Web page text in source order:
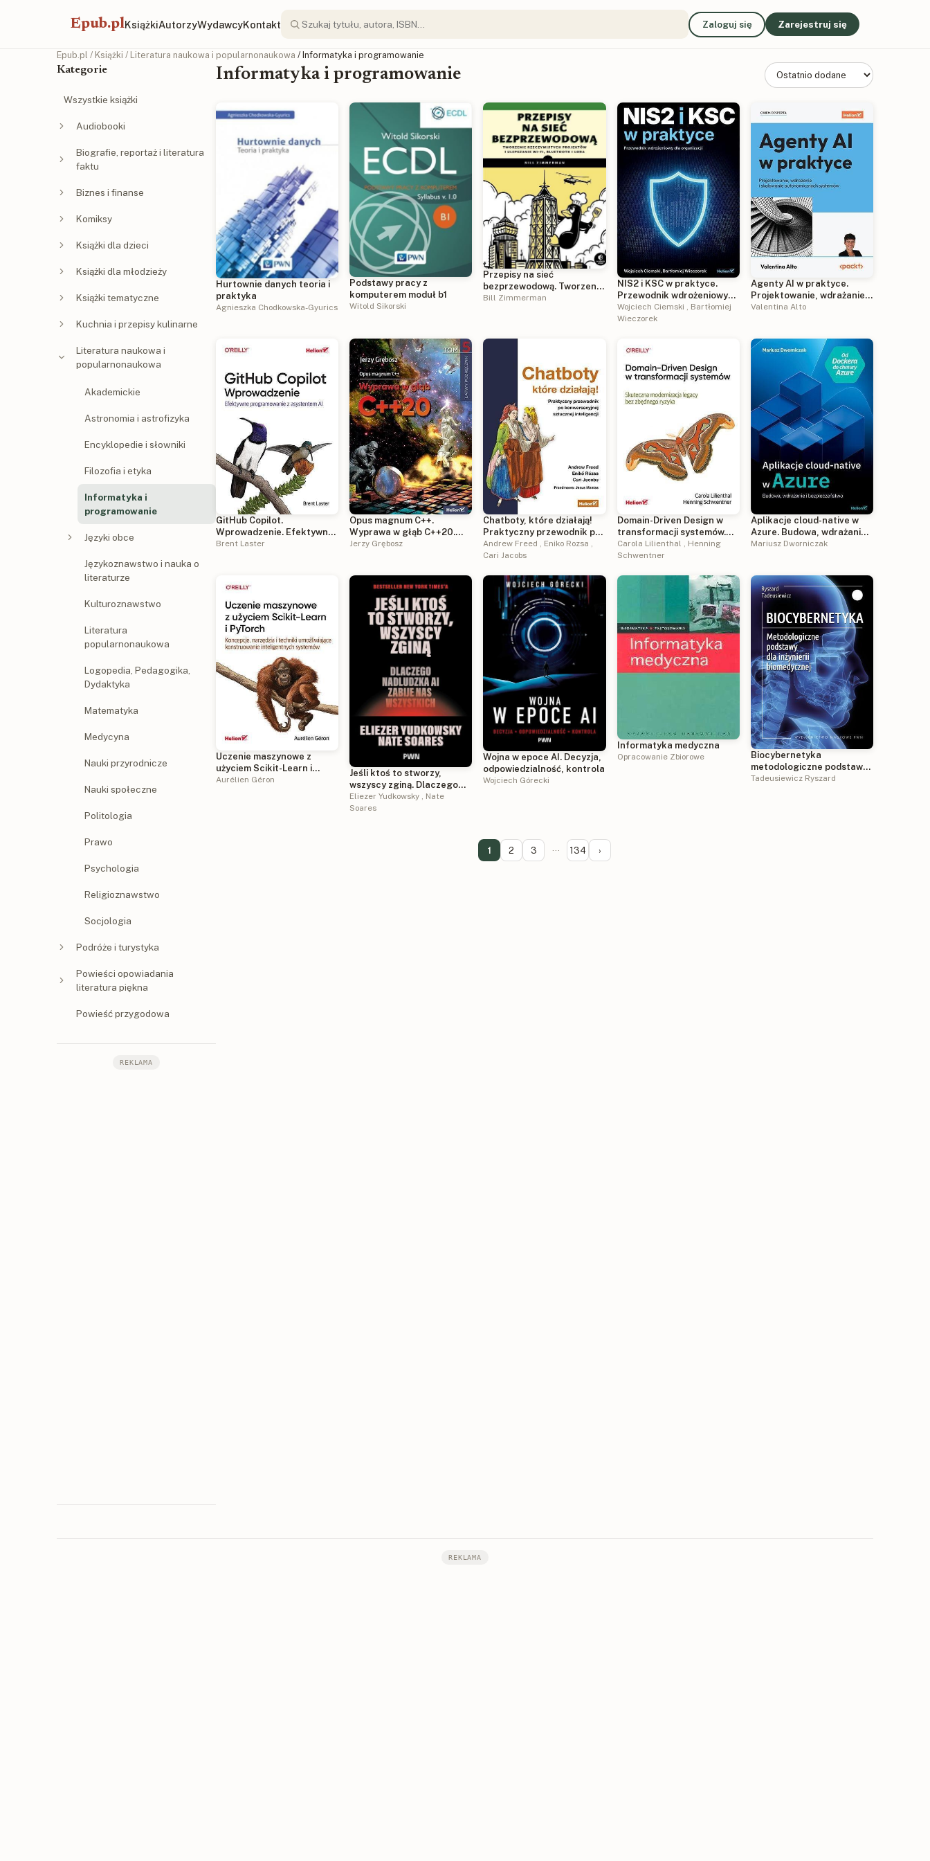
Epub.plKsiążkiAutorzyWydawcyKontakt Zaloguj się Zarejestruj się
Epub.pl / Książki / Literatura naukowa i popularnonaukowa / Informatyka i programowanie
Kategorie
Wszystkie książki
Audiobooki
Biografie, reportaż i literatura
faktu
Biznes i finanse
Komiksy
Książki dla dzieci
Książki dla młodzieży
Książki tematyczne
Kuchnia i przepisy kulinarne
Literatura naukowa i
popularnonaukowa
Akademickie
Astronomia i astrofizyka
Encyklopedie i słowniki
Filozofia i etyka
Informatyka i
programowanie
Języki obce
Językoznawstwo i nauka o
literaturze
Kulturoznawstwo
Literatura
popularnonaukowa
Logopedia, Pedagogika,
Dydaktyka
Matematyka
Medycyna
Nauki przyrodnicze
Nauki społeczne
Politologia
Prawo
Psychologia
Religioznawstwo
Socjologia
Podróże i turystyka
Powieści opowiadania
literatura piękna
Powieść przygodowa
REKLAMA
Informatyka i programowanie
Hurtownie danych teoria i
praktyka
Agnieszka Chodkowska-Gyurics
Podstawy pracy z
komputerem moduł b1
Witold Sikorski
Przepisy na sieć
bezprzewodową. Tworzenie
rzeczywistych projektów i
Bill Zimmerman
NIS2 i KSC w praktyce.
Przewodnik wdrożeniowy
dla organizacji
Wojciech Ciemski , Bartłomiej
Wieczorek
Agenty AI w praktyce.
Projektowanie, wdrażanie i
skalowanie
Valentina Alto
GitHub Copilot.
Wprowadzenie. Efektywne
programowanie z
Brent Laster
Opus magnum C++.
Wyprawa w głąb C++20.
Tom 5
Jerzy Grębosz
Chatboty, które działają!
Praktyczny przewodnik po
konwersacyjnej sztucznej
inteligencji
Andrew Freed Eniko Rozsa
Cari Jacobs
Domain-Driven Design w
transformacji systemów.
Skuteczna modernizacja
legacy bez zbędnego
Carola Lilienthal
Henning
Schwentner
Aplikacje cloud-native w
Azure. Budowa, wdrażanie i
bezpieczeństwo
Mariusz Dworniczak
Uczenie maszynowe z
użyciem Scikit-Learn i
PyTorch. Koncepcje,
Aurélien Géron
Jeśli ktoś to stworzy,
wszyscy zginą. Dlaczego
nadludzka AI zabije nas
wszystkich
Eliezer Yudkowsky , Nate
Soares
Wojna w epoce AI. Decyzja,
odpowiedzialność, kontrola
Wojciech Górecki
Informatyka medyczna
Opracowanie Zbiorowe
Biocybernetyka
metodologiczne podstawy
dla inżynierii biomedycznej
Tadeusiewicz Ryszard
1 2 3 ··· 134 ›
REKLAMA